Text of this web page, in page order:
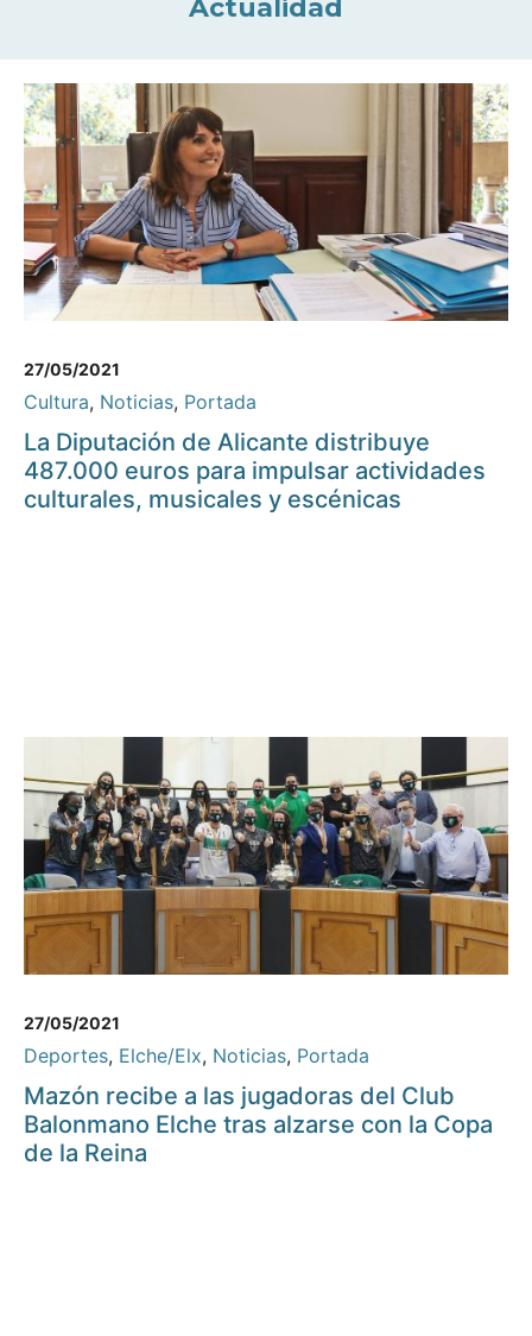
Actualidad
27/05/2021
Cultura, Noticias, Portada
La Diputación de Alicante distribuye
487.000 euros para impulsar actividades
culturales, musicales y escénicas
27/05/2021
Deportes, Elche/Elx, Noticias, Portada
Mazón recibe a las jugadoras del Club
Balonmano Elche tras alzarse con la Copa
de la Reina